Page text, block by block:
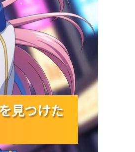
見つけた
見つけた
見つけた